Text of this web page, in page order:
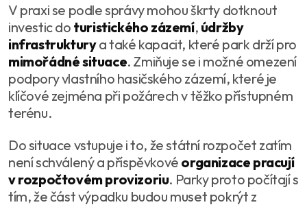
V praxi se podle správy mohou škrty dotknout
investic do turistického zázemí, údržby
infrastrukturya také kapacit, které park drží pro
mimořádné situace. Zmiňuje se i možné omezení
podpory vlastního hasičského zázemí, které je
klíčové zejména při požárech v těžko přístupném
terénu.
Do situace vstupuje i to, že státní rozpočet zatím
není schválený a příspěvkové organizace pracují
v rozpočtovém provizoriu. Parky proto počítají s
tím, že část výpadku budou muset pokrýt z